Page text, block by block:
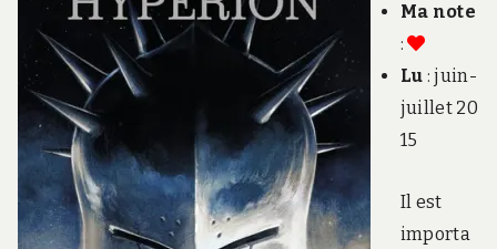
Ma note
:
Lu : juin-
juillet 20
15
Il est
importa